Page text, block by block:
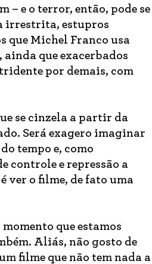
– e o terror, então, pode se
irrestrita, estupros
que Michel Franco usa
que exacerbados
por demais, com
se cinzela a partir da
Será exagero imaginar
tempo e, como
controle e repressão a
ver o filme, de fato uma
que estamos
Aliás, não gosto de
filme que não tem nada a